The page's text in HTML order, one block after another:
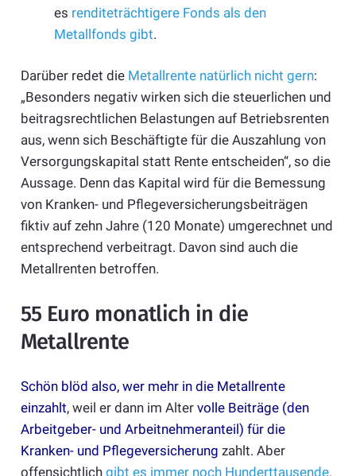
es renditeträchtigere Fonds als den
Metallfonds gibt.
Darüber redet die Metallrente natürlich nicht gern:
„Besonders negativ wirken sich die steuerlichen und
beitragsrechtlichen Belastungen auf Betriebsrenten
aus, wenn sich Beschäftigte für die Auszahlung von
Versorgungskapital statt Rente entscheiden“, so die
Aussage. Denn das Kapital wird für die Bemessung
von Kranken- und Pflegeversicherungsbeiträgen
fiktiv auf zehn Jahre (120 Monate) umgerechnet und
entsprechend verbeitragt. Davon sind auch die
Metallrenten betroffen.
55 Euro monatlich in die
Metallrente
Schön blöd also, wer mehr in die Metallrente
einzahlt, weil er dann im Alter volle Beiträge (den
Arbeitgeber- und Arbeitnehmeranteil) für die
Kranken- und Pflegeversicherung zahlt. Aber
offensichtlich gibt es immer noch Hunderttausende,